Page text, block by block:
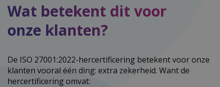
Wat betekent dit voor
onze klanten?
De ISO 27001:2022-hercertificering betekent voor onze
klanten vooral één ding: extra zekerheid. Want de
hercertificering omvat: